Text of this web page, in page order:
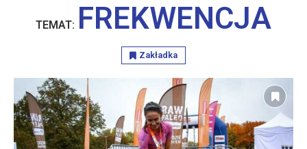
TEMAT: FREKWENCJA
Zakładka